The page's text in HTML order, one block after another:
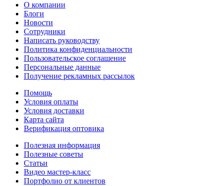
О компании
Блоги
Новости
Сотрудники
Написать руководству
Политика конфиденциальности
Пользовательское соглашение
Персональные данные
Получение рекламных рассылок
Помощь
Условия оплаты
Условия доставки
Карта сайта
Верификация оптовика
Полезная информация
Полезные советы
Статьи
Видео мастер-класс
Портфолио от клиентов